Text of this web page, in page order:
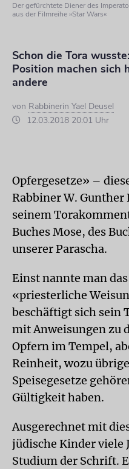
Der gefürchtete Diener des
aus der Filmreihe »Star Wars«
Schon die Tora
Position machen sich
andere
von Rabbinerin Yael Deusel
12.03.2018 20:01 Uhr
Opfergesetze» –
Rabbiner W.
seinem
Buches Mose, des
unserer Parascha.
Einst nannte man
«priesterliche
beschäftigt sich sein
mit Anweisungen zu
Opfern im Tempel,
Reinheit, wozu
Speisegesetze
Gültigkeit haben.
Ausgerechnet mit
jüdische Kinder viele
Studium der Schrift.